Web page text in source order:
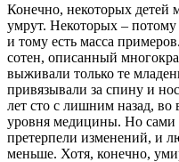
Конечно, некоторых детей
умрут. Некоторых – потому
и тому есть масса
сотен, описанный
выживали только те
привязывали за спину и
лет сто с лишним назад, во
уровня медицины. Но сами
претерпели изменений, и
меньше. Хотя, конечно,